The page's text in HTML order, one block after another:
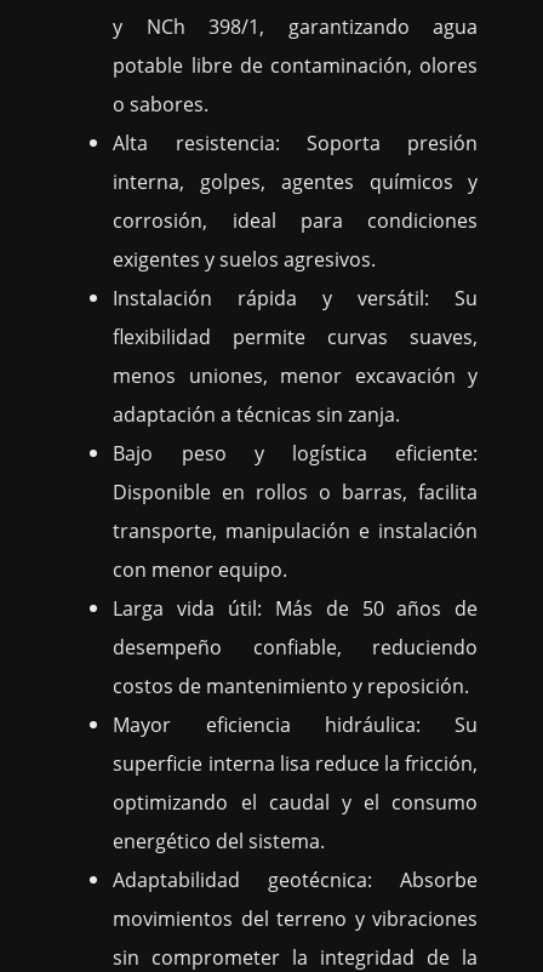
y NCh 398/1, garantizando agua
potable libre de contaminación, olores
o sabores.
Alta resistencia: Soporta presión
interna, golpes, agentes químicos y
corrosión, ideal para condiciones
exigentes y suelos agresivos.
Instalación rápida y versátil: Su
flexibilidad permite curvas suaves,
menos uniones, menor excavación y
adaptación a técnicas sin zanja.
Bajo peso y logística eficiente:
Disponible en rollos o barras, facilita
transporte, manipulación e instalación
con menor equipo.
Larga vida útil: Más de 50 años de
desempeño confiable, reduciendo
costos de mantenimiento y reposición.
Mayor eficiencia hidráulica: Su
superficie interna lisa reduce la fricción,
optimizando el caudal y el consumo
energético del sistema.
Adaptabilidad geotécnica: Absorbe
movimientos del terreno y vibraciones
sin comprometer la integridad de la